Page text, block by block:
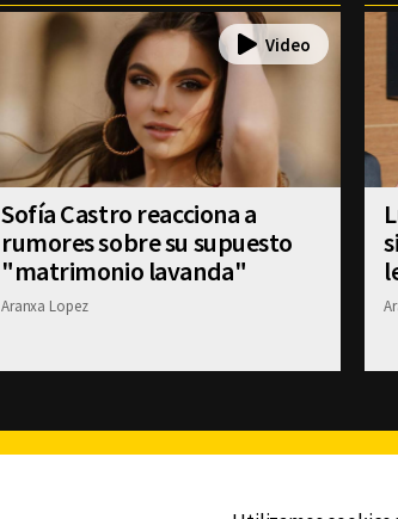
Sofía Castro reacciona a
rumores sobre su supuesto
"matrimonio lavanda"
Aranxa Lopez